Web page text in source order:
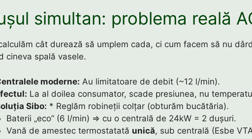
simultan: problema reală
cât durează să umplem cada, ci cum facem să nu
cineva spală vasele.
moderne: Au limitatoare de debit (~12 l/min).
La al doilea consumator, scade presiunea, nu
Sibo: * Reglăm robineții colțar (obturăm bucătăria).
Baterii „eco” (6 l/min) ⇒ cu o centrală de 24kW = 2 dușuri.
Vană de amestec termostatată unică, sub centrală (Esbe